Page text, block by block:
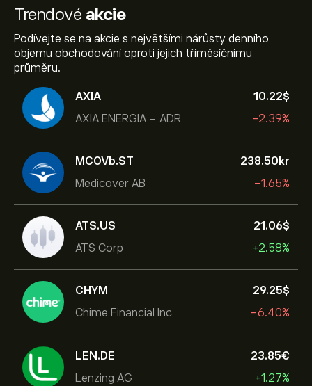
Trendové akcie
Podívejte se na akcie s největšími nárůsty denního
objemu obchodování oproti jejich tříměsíčnímu
průměru.
AXIA
AXIA ENERGIA - ADR
10.22‎$‎
-2.39%
MCOVb.ST
Medicover AB
238.50‎kr‎
-1.65%
ATS.US
ATS Corp
21.06‎$‎
+2.58%
CHYM
Chime Financial Inc
29.25‎$‎
-6.40%
LEN.DE
Lenzing AG
23.85‎€‎
+1.27%